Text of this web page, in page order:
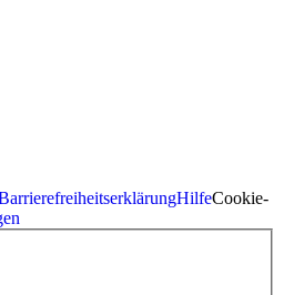
HilfeCookie-